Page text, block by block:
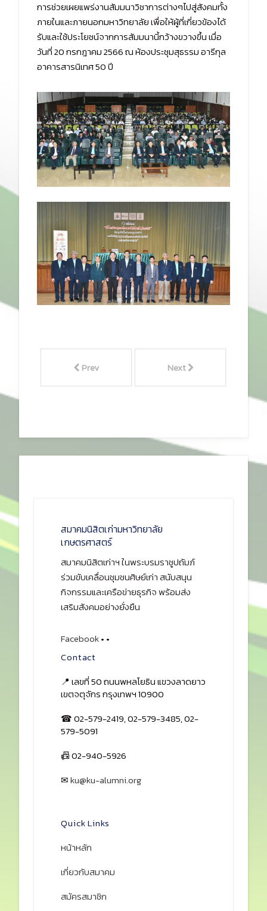
การช่วยเผยแพร่งานสัมมนาวิชาการต่างๆไปสู่สังคมทั้ง
ภายในและภายนอกมหาวิทยาลัย เพื่อให้ผู้ที่เกี่ยวข้องได้
รับและใช้ประโยชน์จากการสัมมนานี้กว้างขวางขึ้น เมื่อ
วันที่ 20 กรกฎาคม 2566 ณ ห้องประชุมสุธรรม อารีกุล
อาคารสารนิเทศ 50 ปี
Prev Next
สมาคมนิสิตเก่ามหาวิทยาลัย
เกษตรศาสตร์
สมาคมนิสิตเก่าฯ ในพระบรมราชูปถัมภ์
ร่วมขับเคลื่อนชุมชนศิษย์เก่า สนับสนุน
กิจกรรมและเครือข่ายธุรกิจ พร้อมส่ง
เสริมสังคมอย่างยั่งยืน
Facebook• •
Contact
📍 เลขที่ 50 ถนนพหลโยธิน แขวงลาดยาว
เขตจตุจักร กรุงเทพฯ 10900
☎ 02-579-2419, 02-579-3485, 02-
579-5091
📠 02-940-5926
✉ku@ku-alumni.org
Quick Links
หน้าหลัก
เกี่ยวกับสมาคม
สมัครสมาชิก